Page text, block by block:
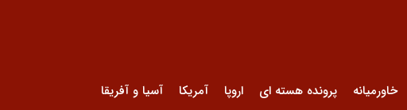
خاورمیانه پرونده هسته ای اروپا آمریکا آسیا و آفریقا